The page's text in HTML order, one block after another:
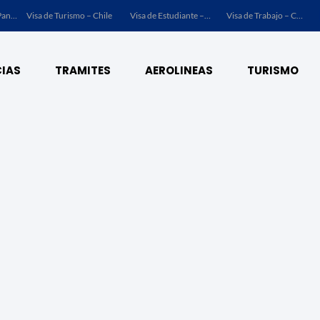
Visa de Turismo – Panamá Visa de Turismo – Chile Visa de Estudiante – Chile Visa de Trabajo – Chile
TRAMITES AEROLINEAS TURISMO